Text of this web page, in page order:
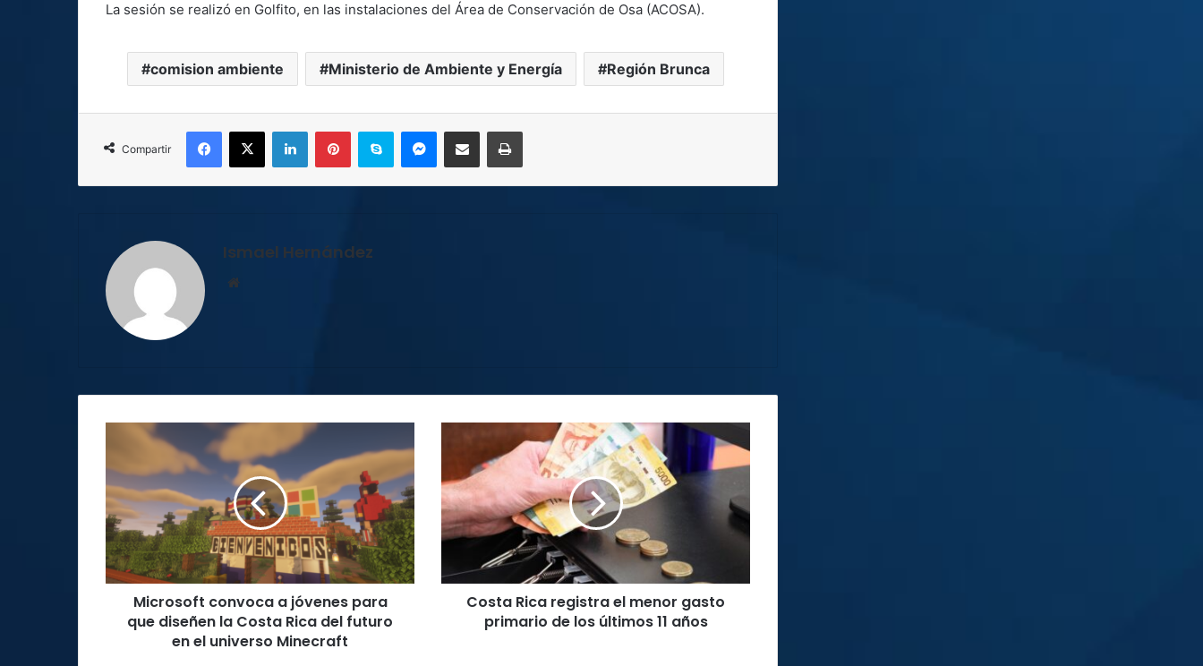
La sesión se realizó en Golfito, en las instalaciones del Área de Conservación de Osa (ACOSA).
comision ambiente Ministerio de Ambiente y Energía Región Brunca
Compartir
Facebook
X LinkedInPinterestSkype MessengerCompartir por correo electrónicoImprimir
Ismael Hernández
Microsoft
a
jóvenes
para
que
diseñen
la
Costa
Microsoft convoca a jóvenes para
que diseñen la Costa Rica del futuro
en el universo Minecraft
registra
el
menor
gasto
primario
los
últimosCosta Rica registra el menor gasto
primario de los últimos 11 años